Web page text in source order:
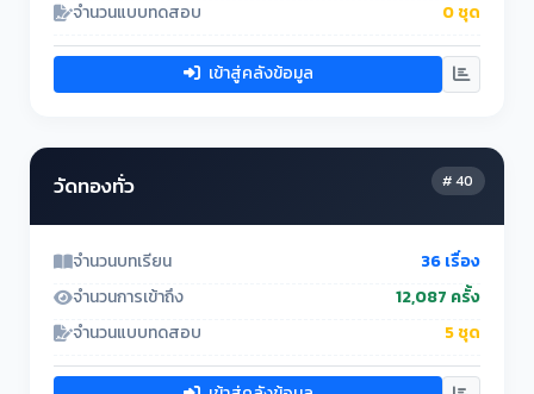
จำนวนแบบทดสอบ
0 ชุด
เข้าสู่คลังข้อมูล
# 40
วัดทองทั่ว
จำนวนบทเรียน
36 เรื่อง
จำนวนการเข้าถึง
12,087 ครั้ง
จำนวนแบบทดสอบ
5 ชุด